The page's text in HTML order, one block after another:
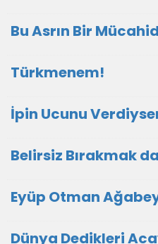
Bu Asrın Bir
Türkmenem!
İpin Ucunu
Belirsiz Bırakmak
Eyüp Otman
Dünya Dedikleri